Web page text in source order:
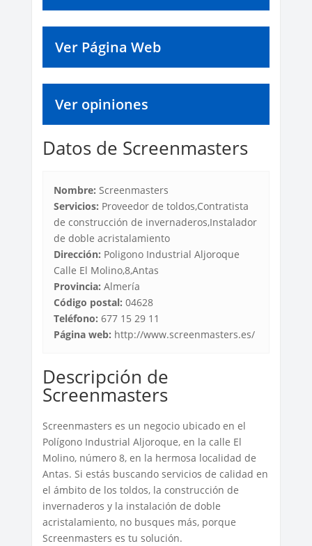
Ver Página Web
Ver opiniones
Datos de Screenmasters
Nombre: Screenmasters
Servicios: Proveedor de toldos,Contratista
de construcción de invernaderos,Instalador
de doble acristalamiento
Dirección: Poligono Industrial Aljoroque
Calle El Molino,8,Antas
Provincia: Almería
Código postal: 04628
Teléfono: 677 15 29 11
Página web: http://www.screenmasters.es/
Descripción de
Screenmasters
Screenmasters es un negocio ubicado en el
Polígono Industrial Aljoroque, en la calle El
Molino, número 8, en la hermosa localidad de
Antas. Si estás buscando servicios de calidad en
el ámbito de los toldos, la construcción de
invernaderos y la instalación de doble
acristalamiento, no busques más, porque
Screenmasters es tu solución.